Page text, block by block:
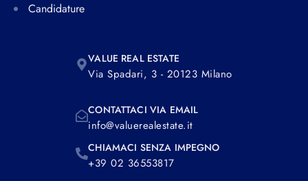
Candidature
VALUE REAL ESTATE
Via Spadari, 3 - 20123 Milano
CONTATTACI VIA EMAIL
info@valuerealestate.it
CHIAMACI SENZA IMPEGNO
+39 02 36553817